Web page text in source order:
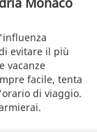
evitare il più
vacanze
facile, tenta
di viaggio.